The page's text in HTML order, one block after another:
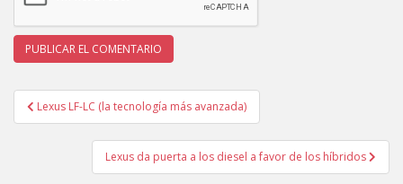
Navegación
de
entradas
Lexus LF-LC (la tecnología más avanzada)
Lexus da puerta a los diesel a favor de los híbridos